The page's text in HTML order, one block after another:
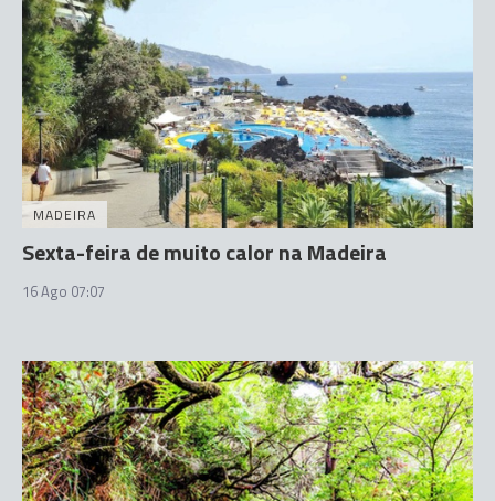
MADEIRA
Sexta-feira de muito calor na Madeira
16 Ago 07:07